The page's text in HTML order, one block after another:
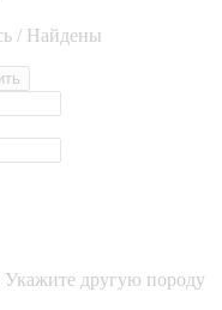
/ Найдены
Укажите другую породу